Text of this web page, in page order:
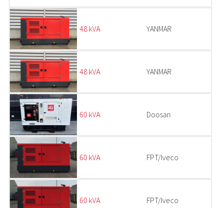
48 kVA YANMAR
48 kVA YANMAR
60 kVA Doosan
60 kVA FPT/Iveco
60 kVA FPT/Iveco